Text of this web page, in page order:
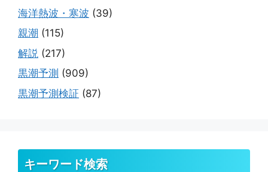
海洋熱波・寒波 (39)
親潮 (115)
解説 (217)
黒潮予測 (909)
黒潮予測検証 (87)
キーワード検索